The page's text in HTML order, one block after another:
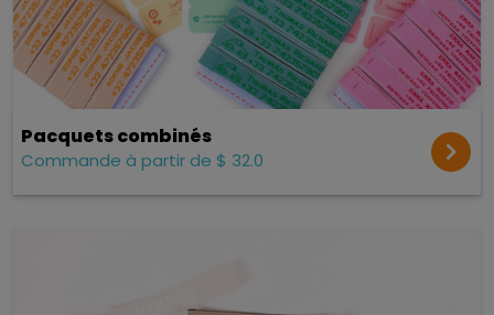
Pacquets combinés
Commande à partir de $ 32.0